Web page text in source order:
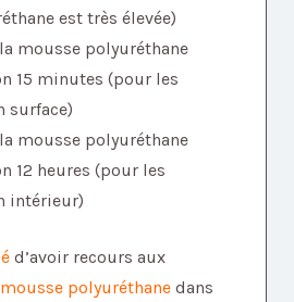
est très élevée)
mousse polyuréthane
15 minutes (pour les
surface)
mousse polyuréthane
12 heures (pour les
intérieur)
d’avoir recours aux
polyuréthane dans